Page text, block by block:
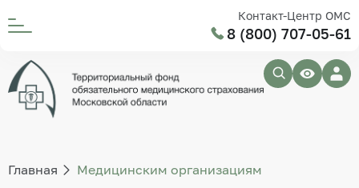
Контакт-Центр ОМС
8 (800) 707-05-61
Главная Медицинским организациям